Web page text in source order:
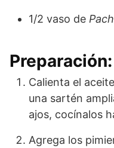
1/2 vaso de
Preparación:
Calienta el
una sartén
ajos, cocínalos
Agrega los